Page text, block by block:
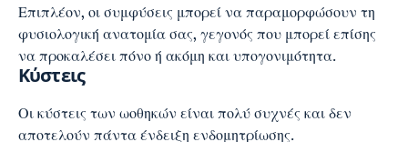
Επιπλέον, οι συμφύσεις μπορεί να παραμορφώσουν τη
φυσιολογική ανατομία σας, γεγονός που μπορεί επίσης
να προκαλέσει πόνο ή ακόμη και υπογονιμότητα.
Κύστεις
Οι κύστεις των ωοθηκών είναι πολύ συχνές και δεν
αποτελούν πάντα ένδειξη ενδομητρίωσης.